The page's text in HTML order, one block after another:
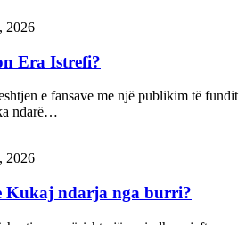
2026
Era Istrefi?
e fansave me një publikim të fundit
ndarë…
2026
Kukaj ndarja nga burri?